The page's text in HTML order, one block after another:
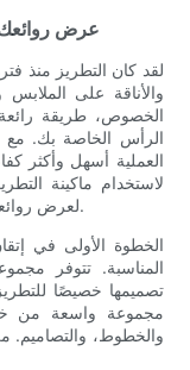
- عرض
لقد كان التطريز منذ
والأناقة على
الخصوص، طريقة
الرأس الخاصة بك. مع
العملية أسهل وأكثر
لاستخدام ماكينة
لعرض روائعك ورفع مستوى تصميماتك إلى المستوى التالي.
الخطوة الأولى في
المناسبة. تتوفر
تصميمها خصيصًا
مجموعة واسعة من
والخطوط، والتصاميم.